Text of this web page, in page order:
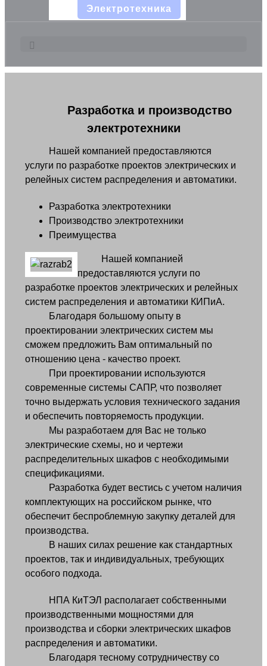
Электротехника
Разработка и производство
электротехники
Нашей компанией предоставляются
услуги по разработке проектов электрических и
релейных систем распределения и автоматики.
Разработка электротехники
Производство электротехники
Преимущества
Нашей компанией
предоставляются услуги по
разработке проектов электрических и релейных
систем распределения и автоматики КИПиА.
Благодаря большому опыту в
проектировании электрических систем мы
сможем предложить Вам оптимальный по
отношению цена - качество проект.
При проектировании используются
современные системы САПР, что позволяет
точно выдержать условия технического задания
и обеспечить повторяемость продукции.
Мы разработаем для Вас не только
электрические схемы, но и чертежи
распределительных шкафов с необходимыми
спецификациями.
Разработка будет вестись с учетом наличия
комплектующих на российском рынке, что
обеспечит беспроблемную закупку деталей для
производства.
В наших силах решение как стандартных
проектов, так и индивидуальных, требующих
особого подхода.
НПА КиТЭЛ располагает собственными
производственными мощностями для
производства и сборки электрических шкафов
распределения и автоматики.
Благодаря тесному сотрудничеству со